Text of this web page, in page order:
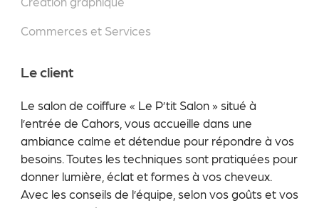
Commerces et Services
Le client
Le salon de coiffure « Le P’tit Salon » situé à
l’entrée de Cahors, vous accueille dans une
ambiance calme et détendue pour répondre à vos
besoins. Toutes les techniques sont pratiquées pour
donner lumière, éclat et formes à vos cheveux.
Avec les conseils de l’équipe, selon vos goûts et vos